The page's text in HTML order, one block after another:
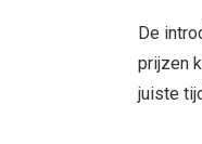
De
prijzen
juiste